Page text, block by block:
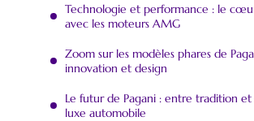
Technologie et performance : le
avec les moteurs AMG
Zoom sur les modèles phares de
innovation et design
Le futur de Pagani : entre tradition et
luxe automobile